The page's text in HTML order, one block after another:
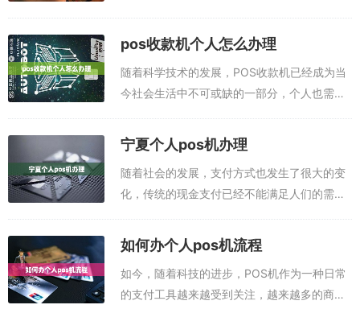
助商家尽快实现收款，让消费者支付更加便
捷。POS办理入口：点此进入下载申领P0...
pos收款机个人怎么办理
随着科学技术的发展，POS收款机已经成为当
今社会生活中不可或缺的一部分，个人也需要
发展生活。那么，个人要如何办理POS收款机
呢？POS办理入口：点此进入下载申...
宁夏个人pos机办理
随着社会的发展，支付方式也发生了很大的变
化，传统的现金支付已经不能满足人们的需
比较流行的支付方式。手机pos机app，就是可
以代替pos机刷卡的软件，手机安装...
如何办个人pos机流程
如今，随着科技的进步，POS机作为一种日常
的支付工具越来越受到关注，越来越多的商家